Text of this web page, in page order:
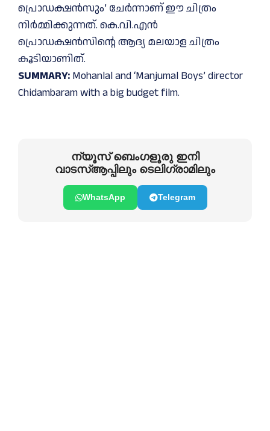
പ്രൊഡക്ഷൻസും’ ചേർന്നാണ് ഈ ചിത്രം
നിർമ്മിക്കുന്നത്. കെ.വി.എൻ
പ്രൊഡക്ഷൻസിന്റെ ആദ്യ മലയാള ചിത്രം
കൂടിയാണിത്.
SUMMARY: Mohanlal and ‘Manjumal Boys’ director
Chidambaram with a big budget film.
ന്യൂസ് ബെംഗളൂരു ഇനി
വാടസ്ആപ്പിലും ടെലിഗ്രാമിലും
WhatsApp Telegram